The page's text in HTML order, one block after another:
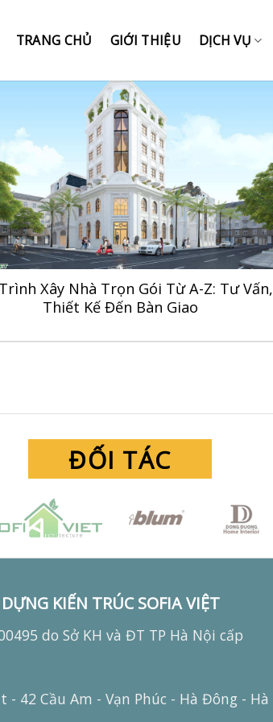
TRANG CHỦ GIỚI THIỆU DỊCH VỤ
Xây Nhà Trọn Gói Từ A-Z: Tư Vấn,
Thiết Kế Đến Bàn Giao
ĐỐI TÁC
KIẾN TRÚC SOFIA VIỆT
do Sở KH và ĐT TP Hà Nội cấp
- 42 Cầu Am - Vạn Phúc - Hà Đông - Hà